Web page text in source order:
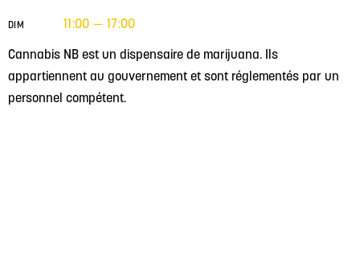
Cannabis NB est un dispensaire de marijuana. Ils
appartiennent au gouvernement et sont réglementés par un
personnel compétent.
DIM 11:00 — 17:00